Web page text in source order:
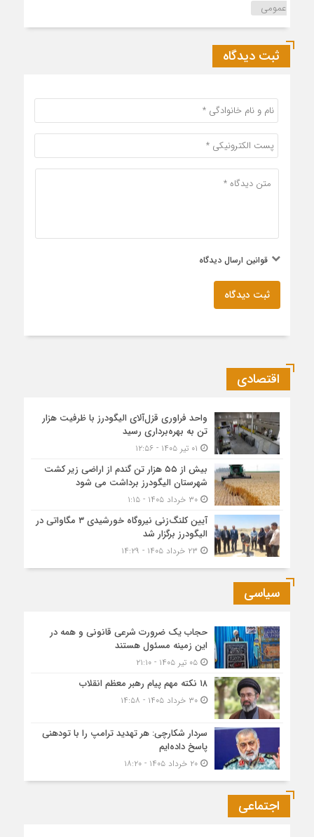
عمومی
ثبت دیدگاه
قوانین ارسال دیدگاه
ثبت دیدگاه
اقتصادی
واحد فراوری قزل‌آلای الیگودرز با ظرفیت هزار
تن به بهره‌برداری رسید
بیش از ۵۵ هزار تن گندم از اراضی زیر کشت
شهرستان الیگودرز برداشت می شود
۳۰ خرداد ۱۴۰۵ - ۱:۱۵
آیین کلنگ‌زنی نیروگاه خورشیدی ۳ مگاواتی در
الیگودرز برگزار شد
سیاسی
حجاب یک ضرورت شرعی قانونی و همه در
این زمینه مسئول هستند
۰۵ تیر ۱۴۰۵ - ۲۱:۱۰
۱۸ نکته مهم پیام رهبر معظم انقلاب
۳۰ خرداد ۱۴۰۵ - ۱۴:۵۸
سردار شکارچی: هر تهدید ترامپ را با تودهنی
پاسخ داده‌ایم
۲۰ خرداد ۱۴۰۵ - ۱۸:۲۰
اجتماعی